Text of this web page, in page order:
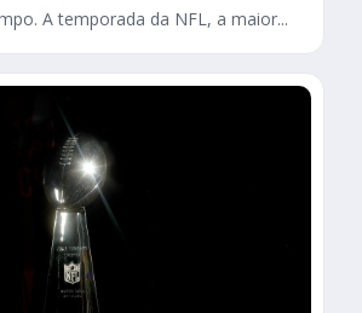
A temporada da NFL, a maior...